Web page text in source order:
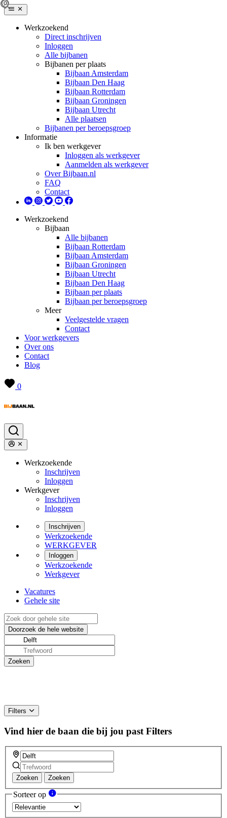
Werkzoekend
Direct inschrijven
Inloggen
Alle bijbanen
Bijbanen per plaats
Bijbaan Amsterdam
Bijbaan Den Haag
Bijbaan Rotterdam
Bijbaan Groningen
Bijbaan Utrecht
Alle plaatsen
Bijbanen per beroepsgroep
Informatie
Ik ben werkgever
Inloggen als werkgever
Aanmelden als werkgever
Over Bijbaan.nl
FAQ
Contact
Werkzoekend
Bijbaan
Alle bijbanen
Bijbaan Rotterdam
Bijbaan Amsterdam
Bijbaan Groningen
Bijbaan Utrecht
Bijbaan Den Haag
Bijbaan per plaats
Bijbaan per beroepsgroep
Meer
Veelgestelde vragen
Contact
Voor werkgevers
Over ons
Contact
Blog
0
Werkzoekende
Inschrijven
Inloggen
Werkgever
Inschrijven
Inloggen
Inschrijven
Werkzoekende
WERKGEVER
Inloggen
Werkzoekende
Werkgever
Vacatures
Gehele site
Filters
Vind hier de baan die bij jou past Filters
Zoeken Zoeken
Sorteer op